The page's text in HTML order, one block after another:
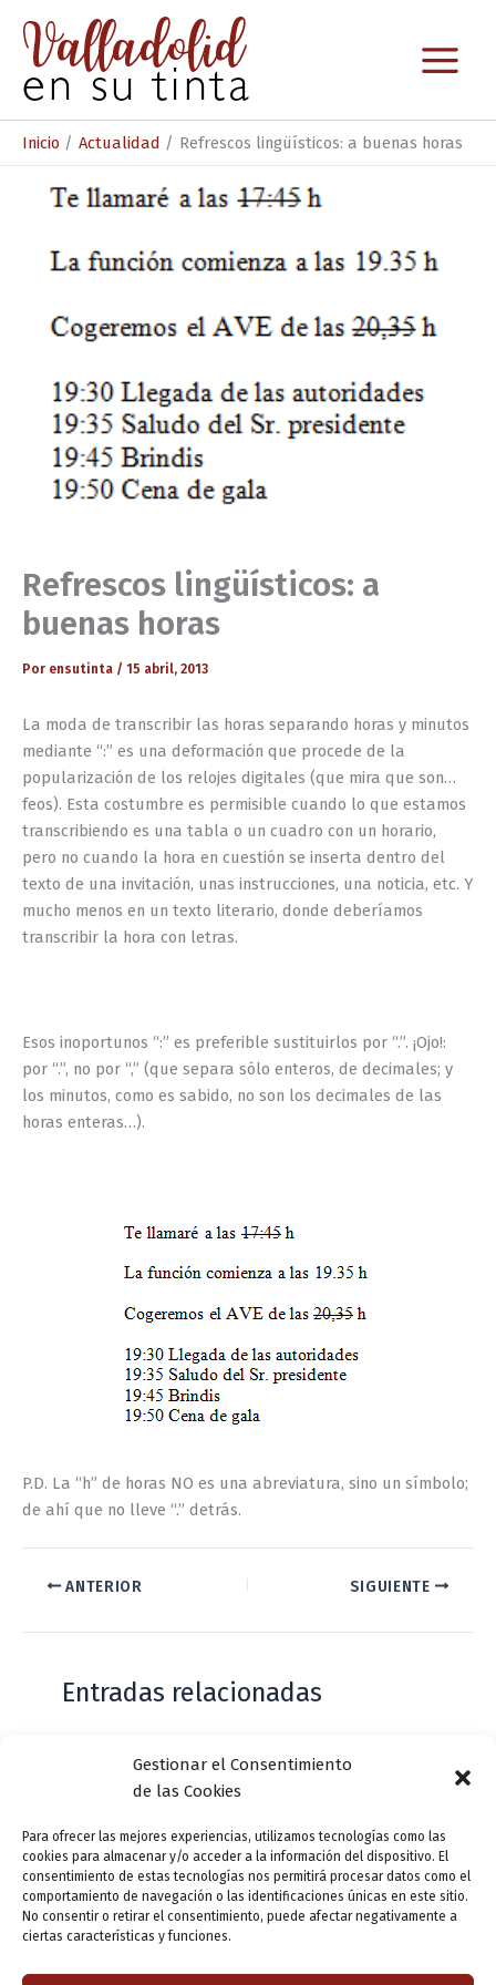
Gestionar el Consentimiento
de las Cookies
Para ofrecer las mejores experiencias, utilizamos tecnologías como las
cookies para almacenar y/o acceder a la información del dispositivo. El
consentimiento de estas tecnologías nos permitirá procesar datos como el
comportamiento de navegación o las identificaciones únicas en este sitio.
No consentir o retirar el consentimiento, puede afectar negativamente a
ciertas características y funciones.
contenido
Inicio Actualidad Refrescos lingüísticos: a buenas horas
Refrescos lingüísticos: a
buenas horas
Por ensutinta / 15 abril, 2013
La moda de transcribir las horas separando horas y minutos
mediante “:” es una deformación que procede de la
popularización de los relojes digitales (que mira que son…
feos). Esta costumbre es permisible cuando lo que estamos
transcribiendo es una tabla o un cuadro con un horario,
pero no cuando la hora en cuestión se inserta dentro del
texto de una invitación, unas instrucciones, una noticia, etc. Y
mucho menos en un texto literario, donde deberíamos
transcribir la hora con letras.
Esos inoportunos “:” es preferible sustituirlos por “.”. ¡Ojo!:
por “.”, no por “,” (que separa sólo enteros, de decimales; y
los minutos, como es sabido, no son los decimales de las
horas enteras…).
P.D. La “h” de horas NO es una abreviatura, sino un símbolo;
de ahí que no lleve “.” detrás.
ANTERIOR SIGUIENTE
Entradas relacionadas
Casa de Zorrilla conmemorarán el 168
aniversario del estreno de Don Juan
Tenorio
Deja un comentario /Actualidad/ PorVLLensutinta
¿De dónde “lo de Pucela”?